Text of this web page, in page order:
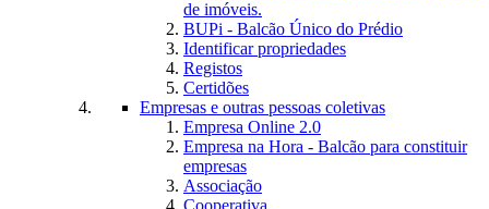
de imóveis.
BUPi - Balcão Único do Prédio
Identificar propriedades
Registos
Certidões
Empresas e outras pessoas coletivas
Empresa Online 2.0
Empresa na Hora - Balcão para constituir
empresas
Associação
Cooperativa